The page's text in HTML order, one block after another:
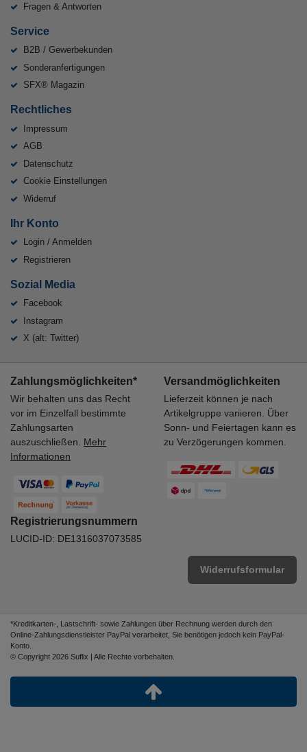
Fragen & Antworten
Service
B2B / Gewerbekunden
Sonderanfertigungen
SFX® Magazin
Rechtliches
Impressum
AGB
Datenschutz
Cookie Einstellungen
Widerruf
Ihr Konto
Login / Anmelden
Registrieren
Sozial Media
Facebook
Instagram
X (alt: Twitter)
Zahlungsmöglichkeiten*
Wir behalten uns das Recht
vor im Einzelfall bestimmte
Zahlungsarten
auszuschließen. Mehr
Informationen
Versandmöglichkeiten
Lieferzeit können je nach
Artikelgruppe variieren. Über
Sonn- und Feiertagen kann es
zu Verzögerungen kommen.
Registrierungsnummern
LUCID-ID: DE1316037073585
Widerrufsformular
*Kreditkarten-, Lastschrift- sowie Zahlungen über Rechnung werden durch den
Online-Zahlungsdienstleister PayPal verarbeitet, Sie benötigen jedoch kein PayPal-
Konto.
© Copyright 2026 Suflix | Alle Rechte vorbehalten.